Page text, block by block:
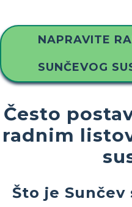
NAPRAVITE
SUNČEVOG
Često
radnim
Što je Sunčev